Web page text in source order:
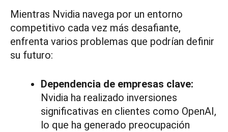
Mientras Nvidia navega por un entorno
competitivo cada vez más desafiante,
enfrenta varios problemas que podrían definir
su futuro:
Dependencia de empresas clave:
Nvidia ha realizado inversiones
significativas en clientes como OpenAI,
lo que ha generado preocupación